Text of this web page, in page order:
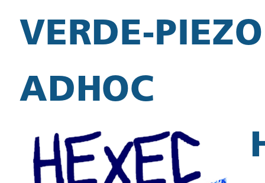
VERDE-PIEZO
ADHOC